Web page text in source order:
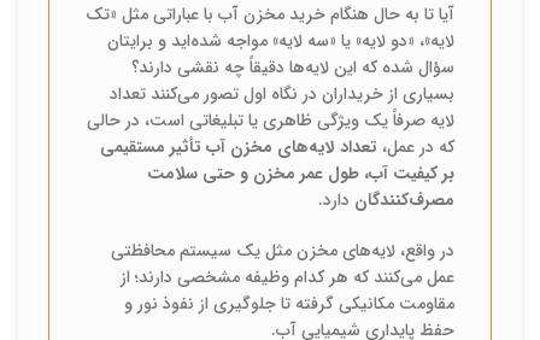
آیا تا به حال هنگام خرید مخزن آب با عباراتی مثل «تک
لایه»، «دو لایه» یا «سه لایه» مواجه شده‌اید و برایتان
سؤال شده که این لایه‌ها دقیقاً چه نقشی دارند؟
بسیاری از خریداران در نگاه اول تصور می‌کنند تعداد
لایه صرفاً یک ویژگی ظاهری یا تبلیغاتی است، در حالی
که در عمل، تعداد لایه‌های مخزن آب تأثیر مستقیمی
بر کیفیت آب، طول عمر مخزن و حتی سلامت
مصرف‌کنندگان دارد.
در واقع، لایه‌های مخزن مثل یک سیستم محافظتی
عمل می‌کنند که هر کدام وظیفه مشخصی دارند؛ از
مقاومت مکانیکی گرفته تا جلوگیری از نفوذ نور و
حفظ پایداری شیمیایی آب.